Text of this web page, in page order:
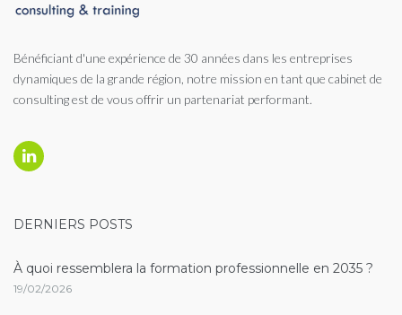
Bénéficiant d'une expérience de 30 années dans les entreprises
dynamiques de la grande région, notre mission en tant que cabinet de
consulting est de vous offrir un partenariat performant.
DERNIERS POSTS
À quoi ressemblera la formation professionnelle en 2035 ?
19/02/2026